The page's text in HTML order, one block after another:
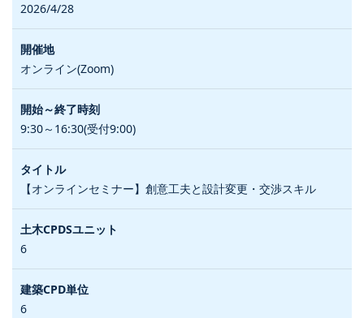
2026/4/28
オンライン(Zoom)
9:30～16:30(受付9:00)
【オンラインセミナー】創意工夫と設計変更・交渉スキル
6
6